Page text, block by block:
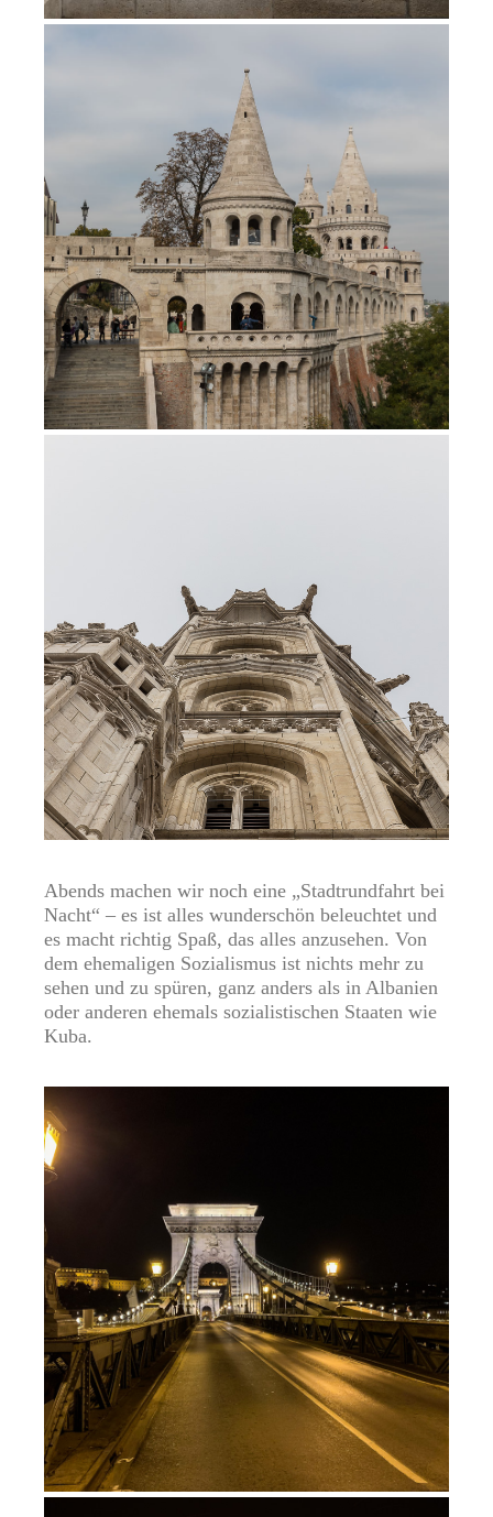
Abends machen wir noch eine „Stadtrundfahrt bei
Nacht“ – es ist alles wunderschön beleuchtet und
es macht richtig Spaß, das alles anzusehen. Von
dem ehemaligen Sozialismus ist nichts mehr zu
sehen und zu spüren, ganz anders als in Albanien
oder anderen ehemals sozialistischen Staaten wie
Kuba.